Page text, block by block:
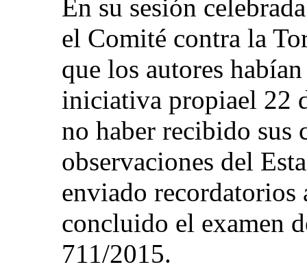
En su sesión
el Comité contra la
que los autores
iniciativa propiael 22
no haber recibido sus
observaciones del
enviado
concluido el examen
711/2015.